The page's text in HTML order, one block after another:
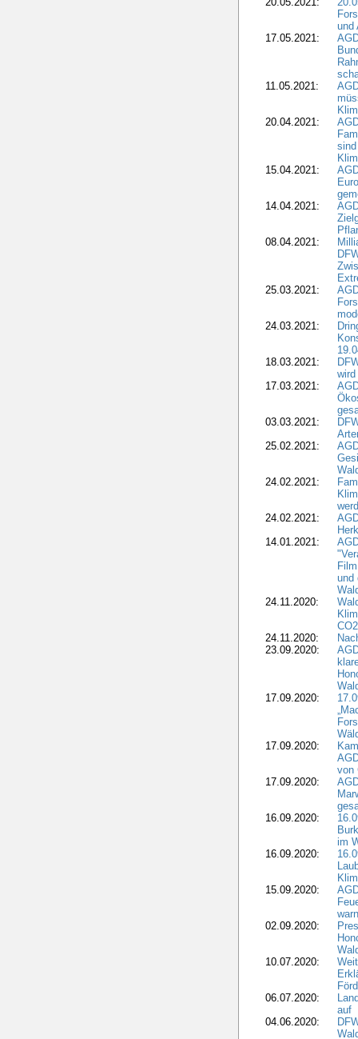
und
17.05.2021:
11.05.2021:
20.04.2021:
15.04.2021:
14.04.2021:
08.04.2021:
25.03.2021:
24.03.2021:
18.03.2021:
17.03.2021:
03.03.2021:
25.02.2021:
24.02.2021:
24.02.2021:
14.01.2021:
und
24.11.2020:
24.11.2020:
23.09.2020:
17.09.2020:
17.09.2020:
von
17.09.2020:
16.09.2020:
im
16.09.2020:
15.09.2020:
02.09.2020:
10.07.2020:
06.07.2020:
auf
04.06.2020: